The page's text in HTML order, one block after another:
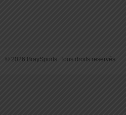
© 2026 BraySports. Tous droits reservés.